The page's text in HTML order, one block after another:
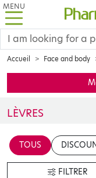
MENU
Accueil Face and body
LÈVRES
TOUS
FILTRER